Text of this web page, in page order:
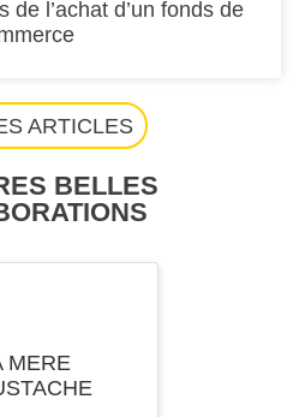
de l’achat d’un fonds de
ARTICLES
BELLES
MERE